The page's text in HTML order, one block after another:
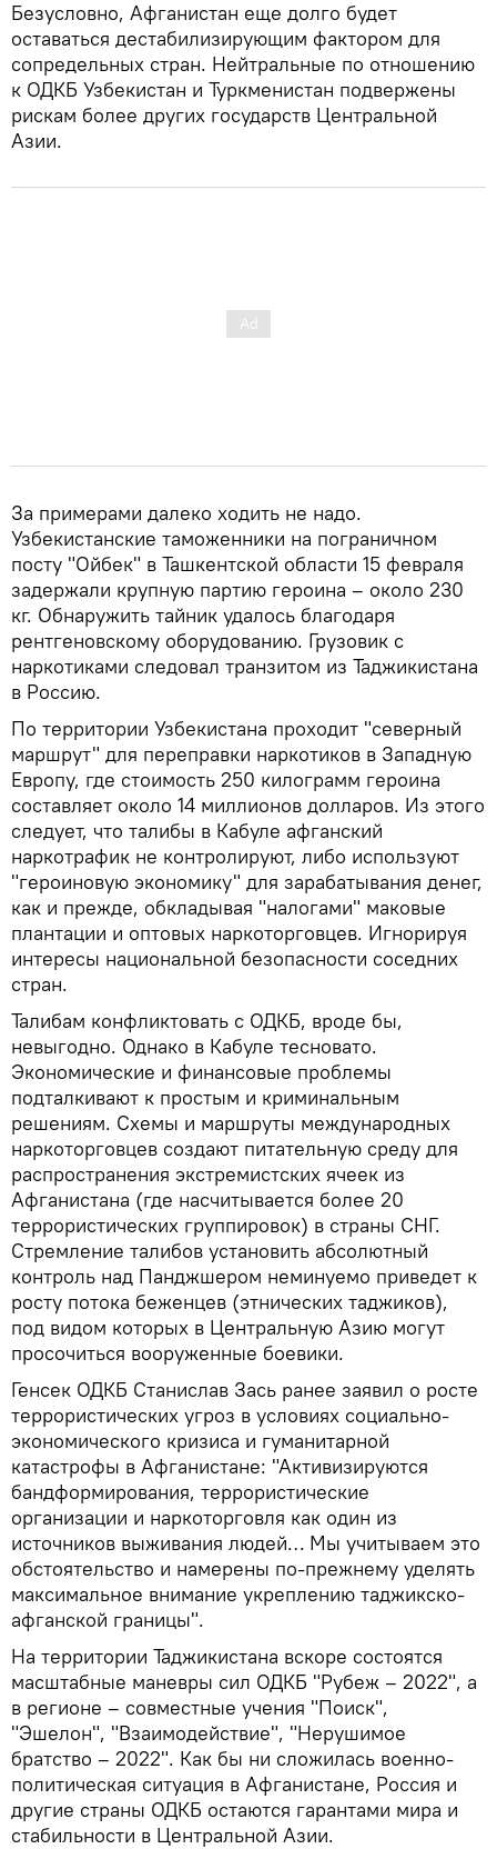
Безусловно, Афганистан еще долго будет
оставаться дестабилизирующим фактором для
сопредельных стран. Нейтральные по отношению
к ОДКБ Узбекистан и Туркменистан подвержены
рискам более других государств Центральной
Азии.
За примерами далеко ходить не надо.
Узбекистанские таможенники на пограничном
посту "Ойбек" в Ташкентской области 15 февраля
задержали крупную партию героина – около 230
кг. Обнаружить тайник удалось благодаря
рентгеновскому оборудованию. Грузовик с
наркотиками следовал транзитом из Таджикистана
в Россию.
По территории Узбекистана проходит "северный
маршрут" для переправки наркотиков в Западную
Европу, где стоимость 250 килограмм героина
составляет около 14 миллионов долларов. Из этого
следует, что талибы в Кабуле афганский
наркотрафик не контролируют, либо используют
"героиновую экономику" для зарабатывания денег,
как и прежде, обкладывая "налогами" маковые
плантации и оптовых наркоторговцев. Игнорируя
интересы национальной безопасности соседних
стран.
Талибам конфликтовать с ОДКБ, вроде бы,
невыгодно. Однако в Кабуле тесновато.
Экономические и финансовые проблемы
подталкивают к простым и криминальным
решениям. Схемы и маршруты международных
наркоторговцев создают питательную среду для
распространения экстремистских ячеек из
Афганистана (где насчитывается более 20
террористических группировок) в страны СНГ.
Стремление талибов установить абсолютный
контроль над Панджшером неминуемо приведет к
росту потока беженцев (этнических таджиков),
под видом которых в Центральную Азию могут
просочиться вооруженные боевики.
Генсек ОДКБ Станислав Зась ранее заявил о росте
террористических угроз в условиях социально-
экономического кризиса и гуманитарной
катастрофы в Афганистане: "Активизируются
бандформирования, террористические
организации и наркоторговля как один из
источников выживания людей… Мы учитываем это
обстоятельство и намерены по-прежнему уделять
максимальное внимание укреплению таджикско-
афганской границы".
На территории Таджикистана вскоре состоятся
масштабные маневры сил ОДКБ "Рубеж – 2022", а
в регионе – совместные учения "Поиск",
"Эшелон", "Взаимодействие", "Нерушимое
братство – 2022". Как бы ни сложилась военно-
политическая ситуация в Афганистане, Россия и
другие страны ОДКБ остаются гарантами мира и
стабильности в Центральной Азии.